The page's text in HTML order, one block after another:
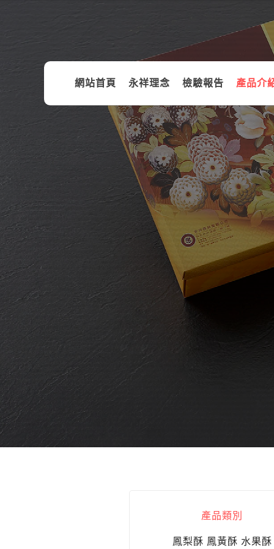
網站首頁 永祥理念 檢驗報告 產品介
產品類別
鳳梨酥 鳳黃酥 水果酥